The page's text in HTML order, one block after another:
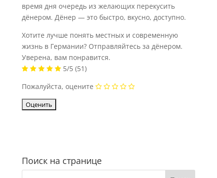
время дня очередь из желающих перекусить
дёнером. Дёнер — это быстро, вкусно, доступно.
Хотите лучше понять местных и современную
жизнь в Германии? Отправляйтесь за дёнером.
Уверена, вам понравится.
5/5 (51)
Пожалуйста, оцените
Поиск на странице